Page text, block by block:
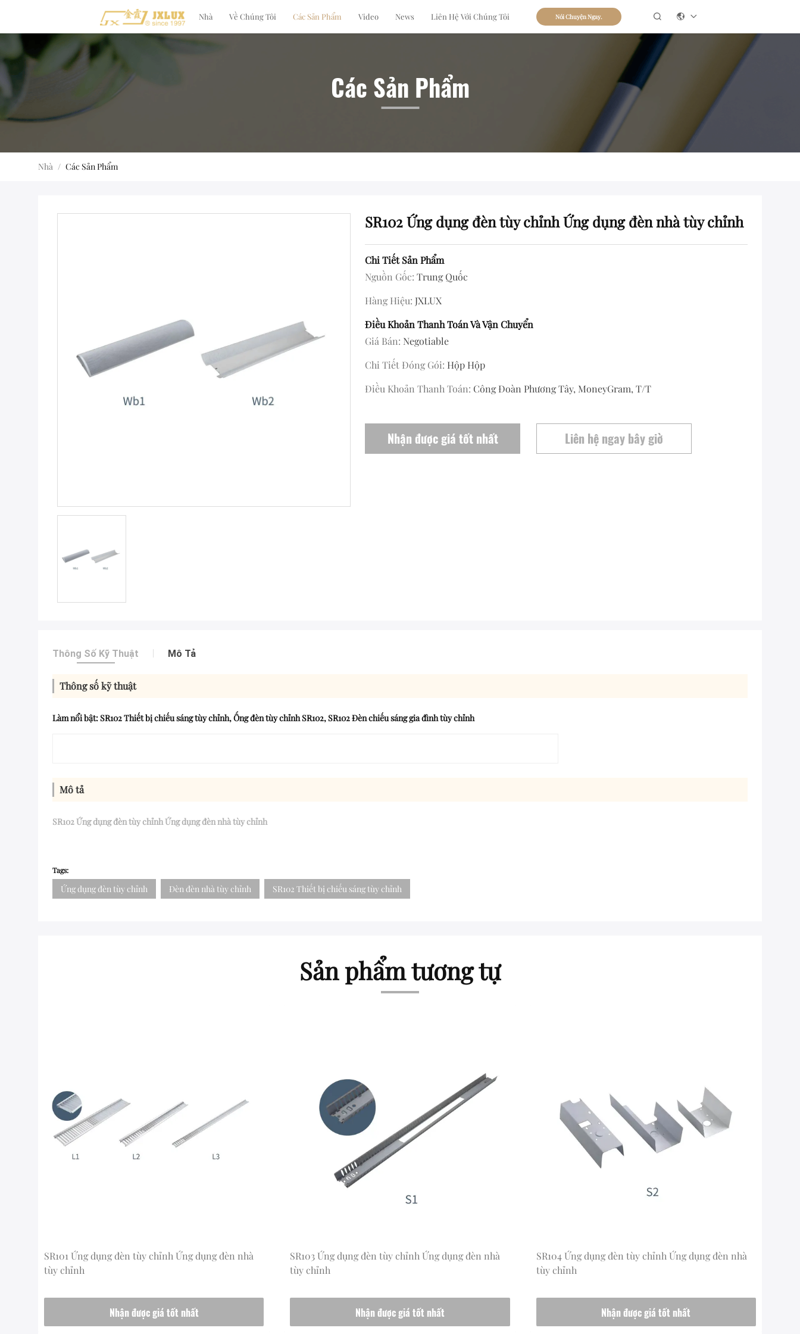
Nhà Về Chúng Tôi Các Sản Phẩm Video News Liên Hệ Với Chúng Tôi Nói Chuyện Ngay. 
Các Sản Phẩm
Nhà / Các Sản Phẩm
SR102 Ứng dụng đèn tùy chỉnh Ứng dụng đèn nhà tùy chỉnh
Chi Tiết Sản Phẩm
Nguồn Gốc: Trung Quốc
Hàng Hiệu: JXLUX
Điều Khoản Thanh Toán Và Vận Chuyển
Giá Bán: Negotiable
Chi Tiết Đóng Gói: Hộp Hộp
Điều Khoản Thanh Toán: Công Đoàn Phương Tây, MoneyGram, T/T
Nhận được giá tốt nhất Liên hệ ngay bây giờ
Thông Số Kỹ Thuật Mô Tả
Thông số kỹ thuật
Làm nổi bật:SR102 Thiết bị chiếu sáng tùy chỉnh,Ống đèn tùy chỉnh SR102,SR102 Đèn chiếu sáng gia đình tùy chỉnh
Mô tả
SR102 Ứng dụng đèn tùy chỉnh Ứng dụng đèn nhà tùy chỉnh
Tags:
Ứng dụng đèn tùy chỉnh Đèn đèn nhà tùy chỉnh SR102 Thiết bị chiếu sáng tùy chỉnh
Sản phẩm tương tự
SR101 Ứng dụng đèn tùy chỉnh Ứng dụng đèn nhà
tùy chỉnh
Nhận được giá tốt nhất
SR103 Ứng dụng đèn tùy chỉnh Ứng dụng đèn nhà
tùy chỉnh
Nhận được giá tốt nhất
SR104 Ứng dụng đèn tùy chỉnh Ứng dụng đèn nhà
tùy chỉnh
Nhận được giá tốt nhất